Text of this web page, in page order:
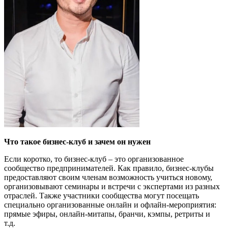
Что такое бизнес-клуб и зачем он нужен
Если коротко, то бизнес-клуб – это организованное
сообщество предпринимателей. Как правило, бизнес-клубы
предоставляют своим членам возможность учиться новому,
организовывают семинары и встречи с экспертами из разных
отраслей. Также участники сообщества могут посещать
специально организованные онлайн и офлайн-мероприятия:
прямые эфиры, онлайн-митапы, бранчи, кэмпы, ретриты и
т.д.